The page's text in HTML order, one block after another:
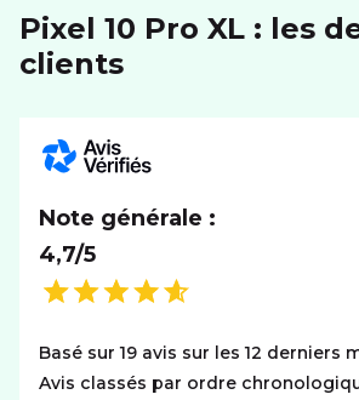
RÉSEAU
Réseaux
Système
Pixel 10 Pro XL : les
clients
Note générale :
4,7/5
Basé sur 19 avis sur les 12 derniers
Avis classés par ordre